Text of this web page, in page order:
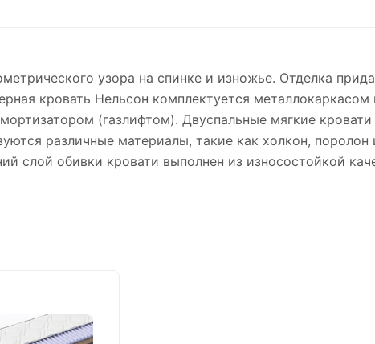
узора на спинке и изножье. Отделка
кровать Нельсон комплектуется металлокаркасом
(газлифтом). Двуспальные мягкие
различные материалы, такие как холкон, поролон
слой обивки кровати выполнен из износостойкой